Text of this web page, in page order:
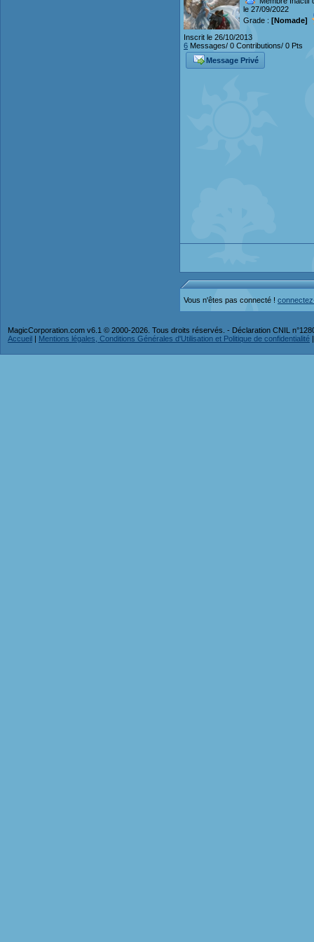
le 27/09/2022
Grade : [Nomade]
Inscrit le 26/10/2013
6 Messages/ 0 Contributions/ 0 Pts
Message Privé
Vous n'êtes pas connecté !
MagicCorporation.com v6.1 © 2000-2026. Tous droits réservés. - Déclaration CNIL
Accueil | Mentions légales, Conditions Générales d'Utilisation et Politique de confidentialité